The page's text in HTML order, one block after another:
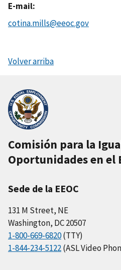
E-mail
cotina.mills@eeoc.gov
Volver arriba
Comisión para la
Oportunidades en el
Sede de la EEOC
131 M Street, NE
Washington, DC 20507
1-800-669-6820(TTY)
1-844-234-5122(ASL Video